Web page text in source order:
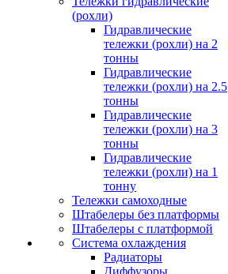
(рохли)
Гидравлические
тележки (рохли) на 2
тонны
Гидравлические
тележки (рохли) на 2.5
тонны
Гидравлические
тележки (рохли) на 3
тонны
Гидравлические
тележки (рохли) на 1
тонну
Тележки самоходные
Штабелеры без платформы
Штабелеры с платформой
Система охлаждения
Радиаторы
Диффузоры